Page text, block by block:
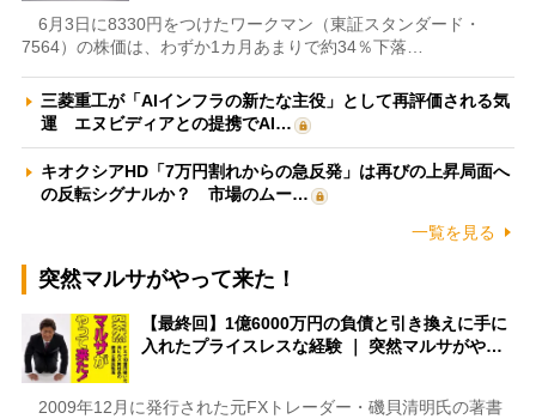
6月3日に8330円をつけたワークマン（東証スタンダード・
7564）の株価は、わずか1カ月あまりで約34％下落…
三菱重工が「AIインフラの新たな主役」として再評価される気
運 エヌビディアとの提携でAI…
キオクシアHD「7万円割れからの急反発」は再びの上昇局面へ
の反転シグナルか？ 市場のムー…
一覧を見る
突然マルサがやって来た！
【最終回】1億6000万円の負債と引き換えに手に
入れたプライスレスな経験 ｜ 突然マルサがや…
2009年12月に発行された元FXトレーダー・磯貝清明氏の著書